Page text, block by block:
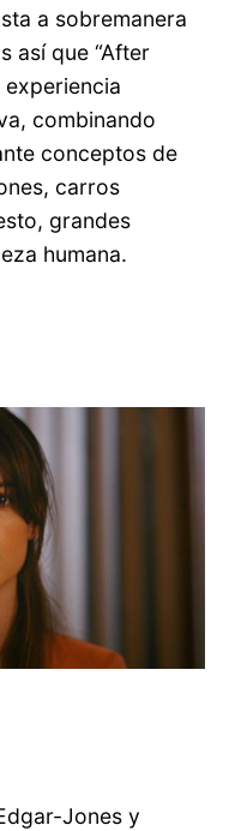
a sobremanera
así que “After
experiencia
combinando
conceptos de
carros
grandes
humana.
Jones y